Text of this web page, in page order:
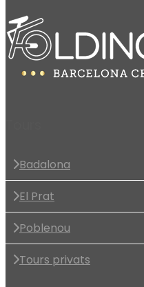
Badalona
El Prat
Poblenou
Tours privats